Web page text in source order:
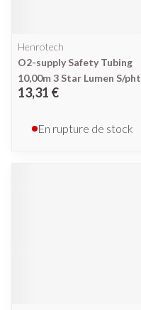
Henrotech
O2-supply Safety Tubing
10,00m 3 Star Lumen S/pht
13,31 €
En rupture de stock